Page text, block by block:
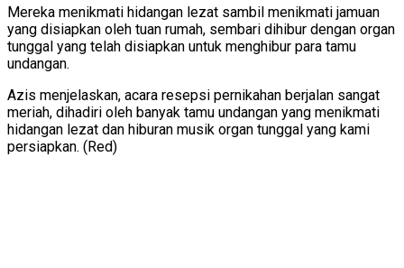
Mereka menikmati hidangan lezat sambil menikmati jamuan
yang disiapkan oleh tuan rumah, sembari dihibur dengan organ
tunggal yang telah disiapkan untuk menghibur para tamu
undangan.
Azis menjelaskan, acara resepsi pernikahan berjalan sangat
meriah, dihadiri oleh banyak tamu undangan yang menikmati
hidangan lezat dan hiburan musik organ tunggal yang kami
persiapkan. (Red)